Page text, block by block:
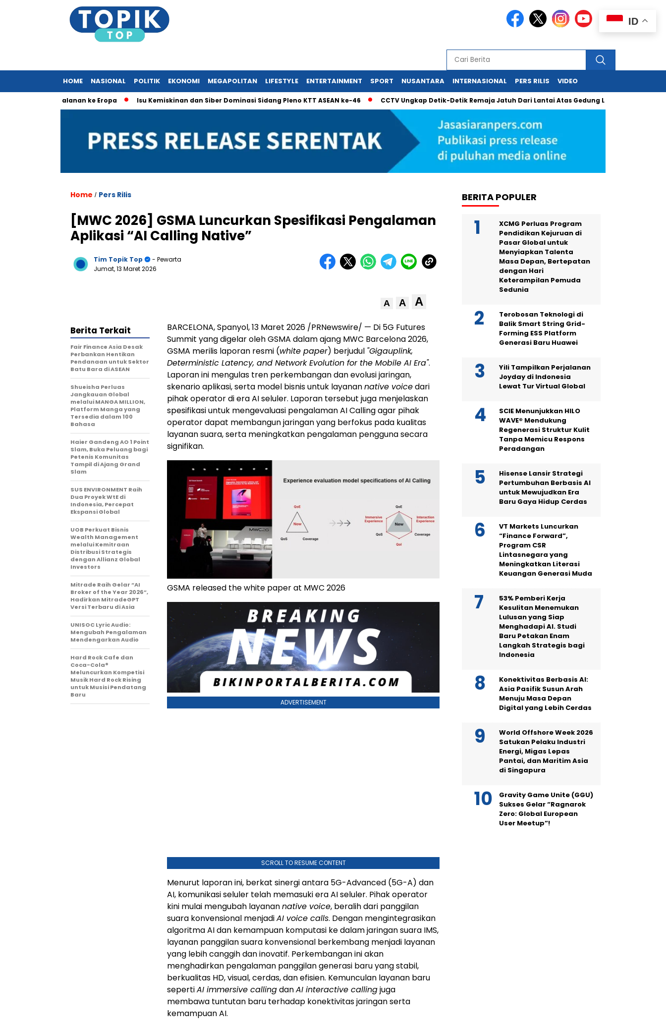
HOME NASIONAL POLITIK EKONOMI MEGAPOLITAN LIFESTYLE ENTERTAINMENT SPORT NUSANTARA INTERNASIONAL PERS RILIS VIDEO
Perjalanan ke Eropa Isu Kemiskinan dan Siber Dominasi Sidang Pleno KTT ASEAN ke-46 CCTV Ungkap Detik-Detik Remaja Jatuh Dari Lantai Atas Gedung Lotte Avenue Mega
Home / Pers Rilis
[MWC 2026] GSMA Luncurkan Spesifikasi Pengalaman
Aplikasi “AI Calling Native”
Tim Topik Top
- Pewarta
Jumat, 13 Maret 2026
A A A
BARCELONA, Spanyol, 13 Maret 2026 /PRNewswire/ — Di 5G Futures
Summit yang digelar oleh GSMA dalam ajang MWC Barcelona 2026,
GSMA merilis laporan resmi (white paper) berjudul "Gigauplink,
Deterministic Latency, and Network Evolution for the Mobile AI Era".
Laporan ini mengulas tren perkembangan dan evolusi jaringan,
skenario aplikasi, serta model bisnis untuk layanannative voicedari
pihak operator di era AI seluler. Laporan tersebut juga menjelaskan
spesifikasi untuk mengevaluasi pengalaman AI Calling agar pihak
operator dapat membangun jaringan yang berfokus pada kualitas
layanan suara, serta meningkatkan pengalaman pengguna secara
signifikan.
GSMA released the white paper at MWC 2026
ADVERTISEMENT
SCROLL TO RESUME CONTENT
Menurut laporan ini, berkat sinergi antara 5G-Advanced (5G-A) dan
AI, komunikasi seluler telah memasuki era AI seluler. Pihak operator
kini mulai mengubah layanannative voice, beralih dari panggilan
suara konvensional menjadiAI voice calls. Dengan mengintegrasikan
algoritma AI dan kemampuan komputasi ke dalam jaringan suara IMS,
layanan panggilan suara konvensional berkembang menjadi layanan
yang lebih canggih dan inovatif. Perkembangan ini akan
menghadirkan pengalaman panggilan generasi baru yang stabil,
berkualitas HD, visual, cerdas, dan efisien. Kemunculan layanan baru
sepertiAI immersive callingdanAI interactive callingjuga
membawa tuntutan baru terhadap konektivitas jaringan serta
kemampuan AI.
Berita Terkait
Fair Finance Asia Desak
Perbankan Hentikan
Pendanaan untuk Sektor
Batu Bara di ASEAN
Shueisha Perluas
Jangkauan Global
melalui MANGA MILLION,
Platform Manga yang
Tersedia dalam 100
Bahasa
Haier Gandeng AO 1 Point
Slam, Buka Peluang bagi
Petenis Komunitas
Tampil di Ajang Grand
Slam
SUS ENVIRONMENT Raih
Dua Proyek WtE di
Indonesia, Percepat
Ekspansi Global
UOB Perkuat Bisnis
Wealth Management
melalui Kemitraan
Distribusi Strategis
dengan Allianz Global
Investors
Mitrade Raih Gelar “AI
Broker of the Year 2026”,
Hadirkan MitradeGPT
Versi Terbaru di Asia
UNISOC Lyric Audio:
Mengubah Pengalaman
Mendengarkan Audio
Hard Rock Cafe dan
Coca-Cola®
Meluncurkan Kompetisi
Musik Hard Rock Rising
untuk Musisi Pendatang
Baru
BERITA POPULER
XCMG Perluas Program
Pendidikan Kejuruan di
Pasar Global untuk
Menyiapkan Talenta
Masa Depan, Bertepatan
dengan Hari
Keterampilan Pemuda
Sedunia
Terobosan Teknologi di
Balik Smart String Grid-
Forming ESS Platform
Generasi Baru Huawei
Yili Tampilkan Perjalanan
Joyday di Indonesia
Lewat Tur Virtual Global
SCIE Menunjukkan HILO
WAVE® Mendukung
Regenerasi Struktur Kulit
Tanpa Memicu Respons
Peradangan
Hisense Lansir Strategi
Pertumbuhan Berbasis AI
untuk Mewujudkan Era
Baru Gaya Hidup Cerdas
VT Markets Luncurkan
“Finance Forward”,
Program CSR
Lintasnegara yang
Meningkatkan Literasi
Keuangan Generasi Muda
53% Pemberi Kerja
Kesulitan Menemukan
Lulusan yang Siap
Menghadapi AI. Studi
Baru Petakan Enam
Langkah Strategis bagi
Indonesia
Konektivitas Berbasis AI:
Asia Pasifik Susun Arah
Menuju Masa Depan
Digital yang Lebih Cerdas
World Offshore Week 2026
Satukan Pelaku Industri
Energi, Migas Lepas
Pantai, dan Maritim Asia
di Singapura
Gravity Game Unite (GGU)
Sukses Gelar “Ragnarok
Zero: Global European
User Meetup”!
ID